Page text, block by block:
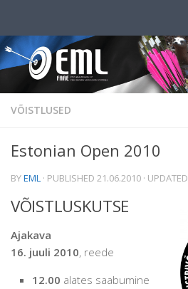
VÕISTLUSED
Estonian Open 2010
BYEML · PUBLISHED 21.06.2010 · UPDATED
VÕISTLUSKUTSE
Ajakava
16. juuli 2010, reede
12.00 alates saabumine